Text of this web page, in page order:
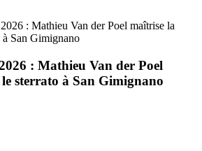
: Mathieu Van der Poel maîtrise la
San Gimignano
: Mathieu Van der Poel
sterrato à San Gimignano